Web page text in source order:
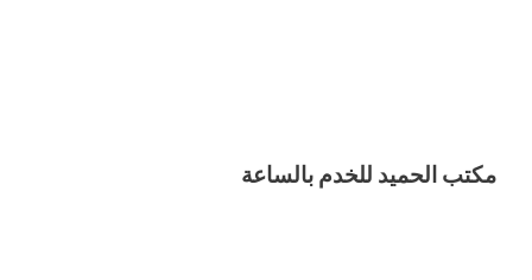
مكتب الحميد للخدم بالساعة